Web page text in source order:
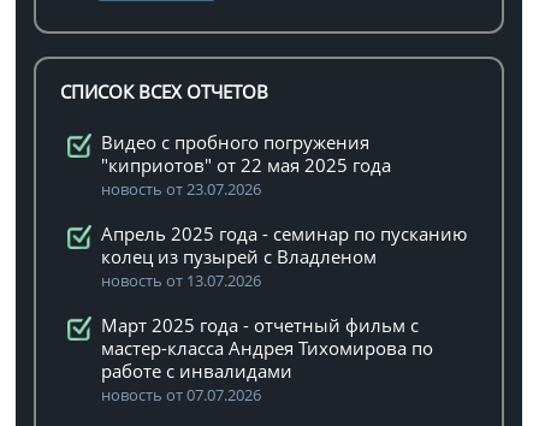
СПИСОК ВСЕХ ОТЧЕТОВ
Видео с пробного погружения
"киприотов" от 22 мая 2025 года
новость от 23.07.2026
Апрель 2025 года - семинар по пусканию
колец из пузырей с Владленом
новость от 13.07.2026
Март 2025 года - отчетный фильм с
мастер-класса Андрея Тихомирова по
работе с инвалидами
новость от 07.07.2026